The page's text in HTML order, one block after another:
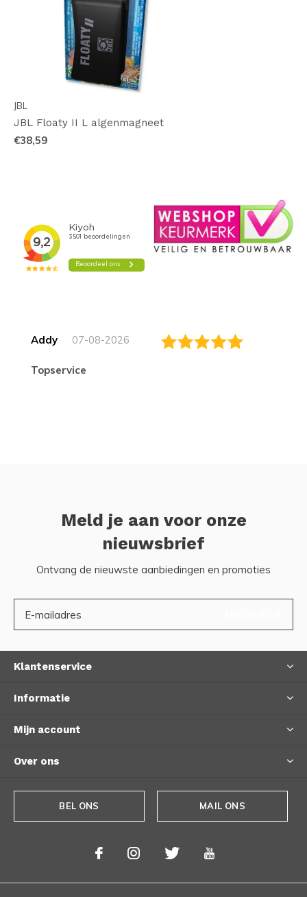
JBL
JBL Floaty II L algenmagneet
€38,59
Addy 07-08-2026
topservice
Meld je aan voor onze
nieuwsbrief
Ontvang de nieuwste aanbiedingen en promoties
Klantenservice
Informatie
Mijn account
Over ons
BEL ONS MAIL ONS